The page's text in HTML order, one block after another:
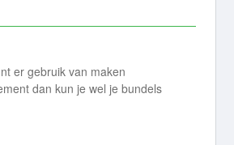
er gebruik van maken
dan kun je wel je bundels